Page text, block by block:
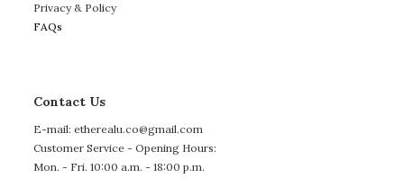
Privacy & Policy
FAQs
Contact Us
E-mail: etherealu.co@gmail.com
Customer Service - Opening Hours:
Mon. - Fri. 10:00 a.m. - 18:00 p.m.